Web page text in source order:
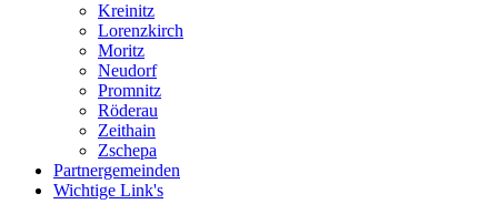
Kreinitz
Lorenzkirch
Moritz
Neudorf
Promnitz
Röderau
Zeithain
Zschepa
Partnergemeinden
Wichtige Link's